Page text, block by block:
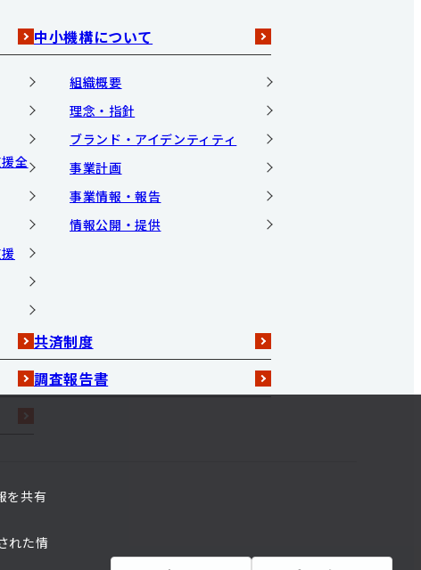
を共有
れた情
全
中小機構について
組織概要
理念・指針
ブランド・アイデンティティ
事業計画
事業情報・報告
情報公開・提供
共済制度
調査報告書